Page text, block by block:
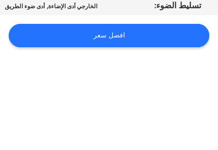
اطلب
اقتباس
تسليط الضوء: الخارجي أدى الإضاءة, أدى ضوء الطريق
افضل سعر